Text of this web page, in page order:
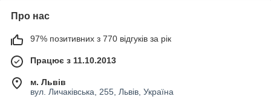
Про нас
97% позитивних з 770 відгуків за рік
Працює з 11.10.2013
м. Львів
вул. Личаківська, 255, Львів, Україна